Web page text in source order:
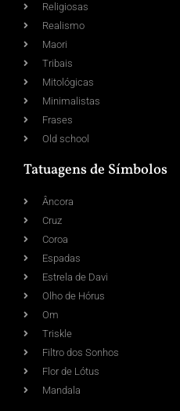
Religiosas
Realismo
Maori
Tribais
Mitológicas
Minimalistas
Frases
Old school
Tatuagens de Símbolos
Âncora
Cruz
Coroa
Espadas
Estrela de Davi
Olho de Hórus
Om
Triskle
Filtro dos Sonhos
Flor de Lótus
Mandala